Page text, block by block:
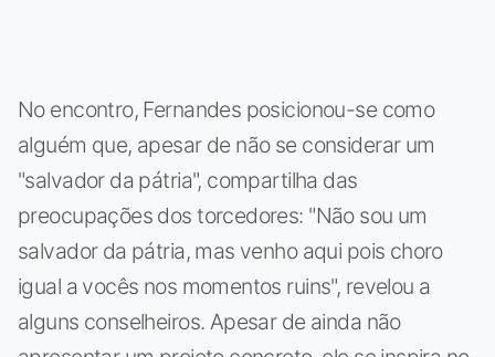
No encontro, Fernandes posicionou-se como
alguém que, apesar de não se considerar um
"salvador da pátria", compartilha das
preocupações dos torcedores: "Não sou um
salvador da pátria, mas venho aqui pois choro
igual a vocês nos momentos ruins", revelou a
alguns conselheiros. Apesar de ainda não